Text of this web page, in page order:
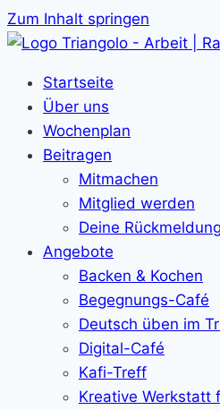
Zum Inhalt springen
Startseite
Über uns
Wochenplan
Beitragen
Mitmachen
Mitglied werden
Deine Rückmeldung
Angebote
Backen & Kochen
Begegnungs-Café
Deutsch üben im
Digital-Café
Kafi-Treff
Kreative Werkstatt